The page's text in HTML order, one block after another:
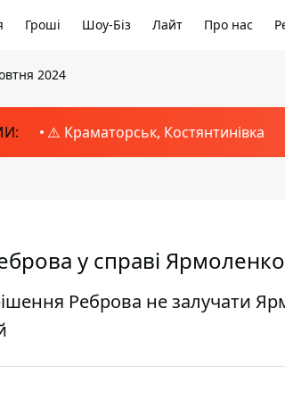
Гроші Шоу-Біз Лайт Про нас
2024
⚠️ Краматорськ, Костянтинівка
у справі Ярмоленко
Реброва не залучати